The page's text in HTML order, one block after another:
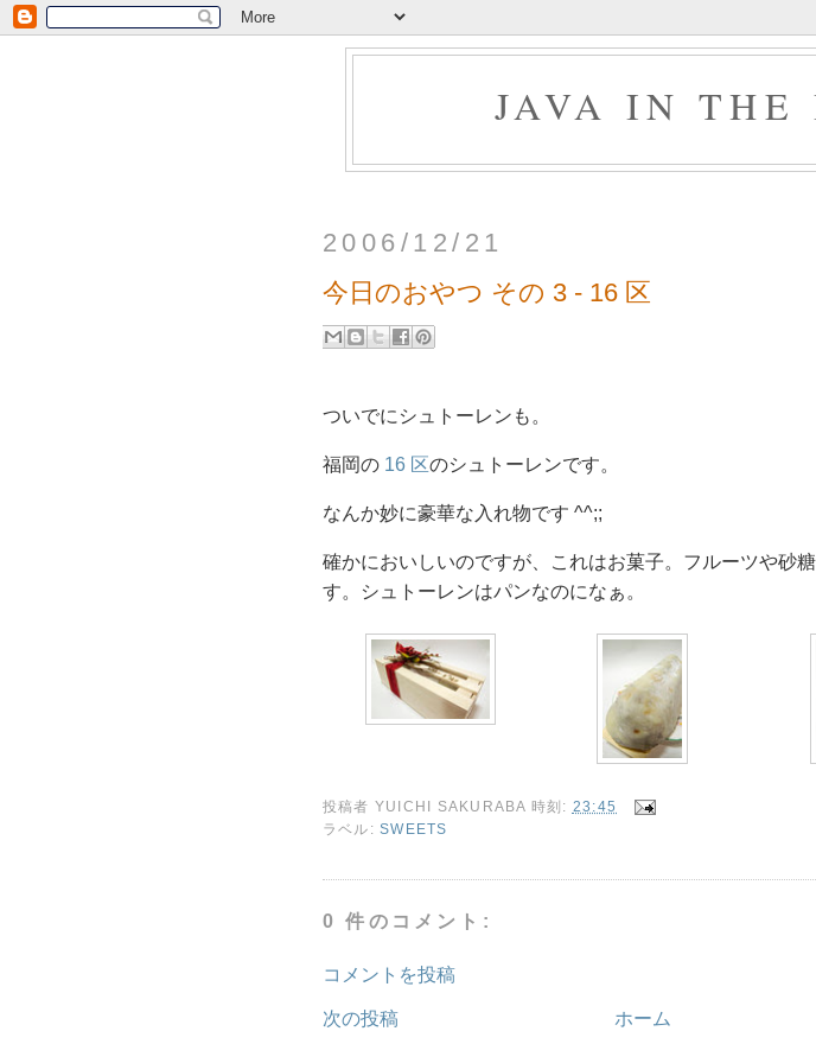
JAVA IN THE
2006/12/21
今日のおやつ その 3 - 16 区
ついでにシュトーレンも。
福岡の 16 区のシュトーレンです。
なんか妙に豪華な入れ物です ^^;;
確かにおいしいのですが、これはお菓子。フルーツや砂
す。シュトーレンはパンなのになぁ。
投稿者 YUICHI SAKURABA 時刻: 23:45
ラベル:SWEETS
0 件のコメント:
コメントを投稿
次の投稿 ホーム